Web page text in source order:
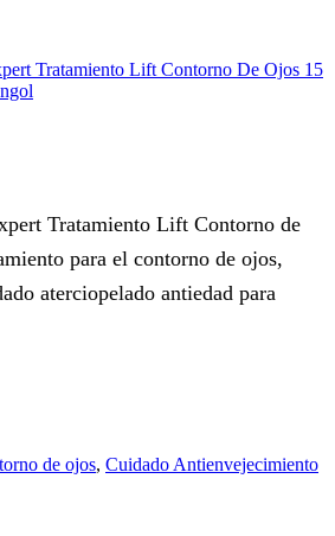
Tratamiento Lift Contorno de
para el contorno de ojos,
aterciopelado antiedad para
de ojos, Cuidado Antienvejecimiento